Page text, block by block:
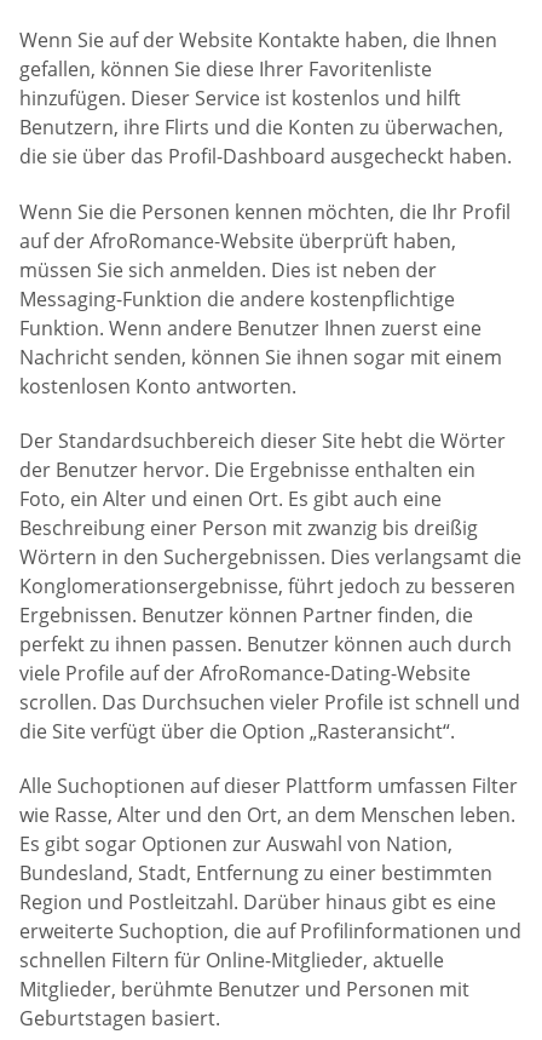
Wenn Sie auf der Website Kontakte haben, die Ihnen
gefallen, können Sie diese Ihrer Favoritenliste
hinzufügen. Dieser Service ist kostenlos und hilft
Benutzern, ihre Flirts und die Konten zu überwachen,
die sie über das Profil-Dashboard ausgecheckt haben.
Wenn Sie die Personen kennen möchten, die Ihr Profil
auf der AfroRomance-Website überprüft haben,
müssen Sie sich anmelden. Dies ist neben der
Messaging-Funktion die andere kostenpflichtige
Funktion. Wenn andere Benutzer Ihnen zuerst eine
Nachricht senden, können Sie ihnen sogar mit einem
kostenlosen Konto antworten.
Der Standardsuchbereich dieser Site hebt die Wörter
der Benutzer hervor. Die Ergebnisse enthalten ein
Foto, ein Alter und einen Ort. Es gibt auch eine
Beschreibung einer Person mit zwanzig bis dreißig
Wörtern in den Suchergebnissen. Dies verlangsamt die
Konglomerationsergebnisse, führt jedoch zu besseren
Ergebnissen. Benutzer können Partner finden, die
perfekt zu ihnen passen. Benutzer können auch durch
viele Profile auf der AfroRomance-Dating-Website
scrollen. Das Durchsuchen vieler Profile ist schnell und
die Site verfügt über die Option „Rasteransicht“.
Alle Suchoptionen auf dieser Plattform umfassen Filter
wie Rasse, Alter und den Ort, an dem Menschen leben.
Es gibt sogar Optionen zur Auswahl von Nation,
Bundesland, Stadt, Entfernung zu einer bestimmten
Region und Postleitzahl. Darüber hinaus gibt es eine
erweiterte Suchoption, die auf Profilinformationen und
schnellen Filtern für Online-Mitglieder, aktuelle
Mitglieder, berühmte Benutzer und Personen mit
Geburtstagen basiert.